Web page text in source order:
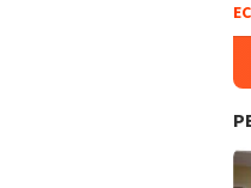
Bukan